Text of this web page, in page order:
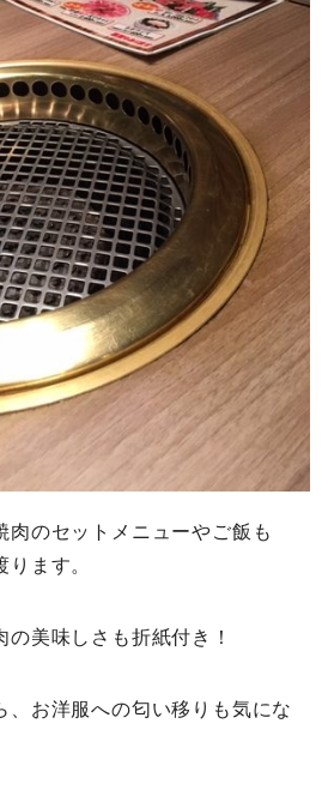
肉のセットメニューやご飯も
ます。
美味しさも折紙付き！
、お洋服への匂い移りも気にな